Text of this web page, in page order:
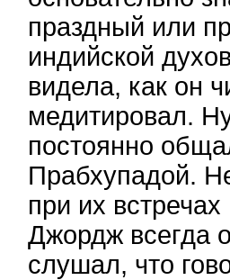
праздный или
индийской
видела, как он
медитировал.
постоянно
Прабхупадой.
при их встречах
Джордж всегда
слушал, что